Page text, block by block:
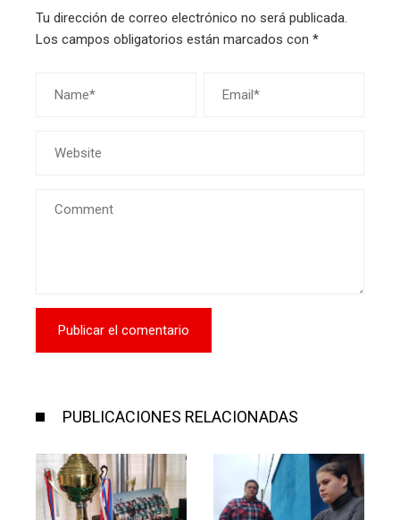
Tu dirección de correo electrónico no será publicada.
Los campos obligatorios están marcados con *
PUBLICACIONES RELACIONADAS